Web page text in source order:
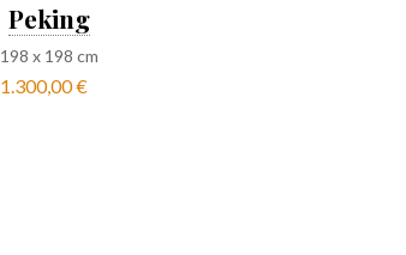
Peking
198 x 198 cm
1.300,00 €